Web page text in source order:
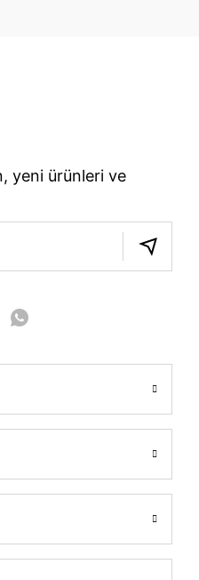
yeni ürünleri ve